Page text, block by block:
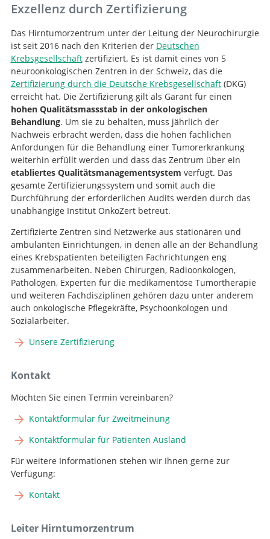
Exzellenz durch Zertifizierung
Das Hirntumorzentrum unter der Leitung der Neurochirurgie
ist seit 2016 nach den Kriterien der Deutschen
Krebsgesellschaftzertifiziert. Es ist damit eines von 5
neuroonkologischen Zentren in der Schweiz, das die
Zertifizierung durch die Deutsche Krebsgesellschaft(DKG)
erreicht hat. Die Zertifizierung gilt als Garant für einen
hohen Qualitätsmassstab in der onkologischen
Behandlung. Um sie zu behalten, muss jährlich der
Nachweis erbracht werden, dass die hohen fachlichen
Anfordungen für die Behandlung einer Tumorerkrankung
weiterhin erfüllt werden und dass das Zentrum über ein
etabliertes Qualitätsmanagementsystem verfügt. Das
gesamte Zertifizierungssystem und somit auch die
Durchführung der erforderlichen Audits werden durch das
unabhängige Institut OnkoZert betreut.
Zertifizierte Zentren sind Netzwerke aus stationären und
ambulanten Einrichtungen, in denen alle an der Behandlung
eines Krebspatienten beteiligten Fachrichtungen eng
zusammenarbeiten. Neben Chirurgen, Radioonkologen,
Pathologen, Experten für die medikamentöse Tumortherapie
und weiteren Fachdisziplinen gehören dazu unter anderem
auch onkologische Pflegekräfte, Psychoonkologen und
Sozialarbeiter.
Unsere Zertifizierung
Kontakt
Möchten Sie einen Termin vereinbaren?
Kontaktformular für Zweitmeinung
Kontaktformular für Patienten Ausland
Für weitere Informationen stehen wir Ihnen gerne zur
Verfügung:
Kontakt
Leiter Hirntumorzentrum